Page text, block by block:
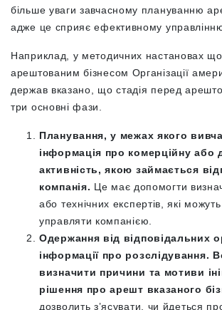
більше уваги завчасному плануванню
адже це сприяє ефективному
Наприклад, у методичних настановах
арештованим бізнесом Організації
держав вказано, що стадія перед
три основні фази.
Планування, у межах якого
інформація про комерційну або
активність, якою займається
компанія. Це має допомогти
або технічних експертів, які
управляти компанією.
Одержання від відповідальних
інформації про розслідування.
визначити причини та мотиви
рішення про арешт вказаного
дозволить з’ясувати, чи йдеться